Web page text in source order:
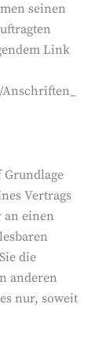
seinen
Link
Grundlage
Vertrags
an einen
die
anderen
nur, soweit